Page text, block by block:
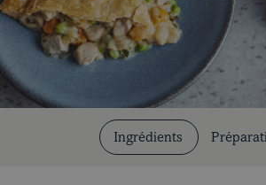
Nos recettes Ingrédients